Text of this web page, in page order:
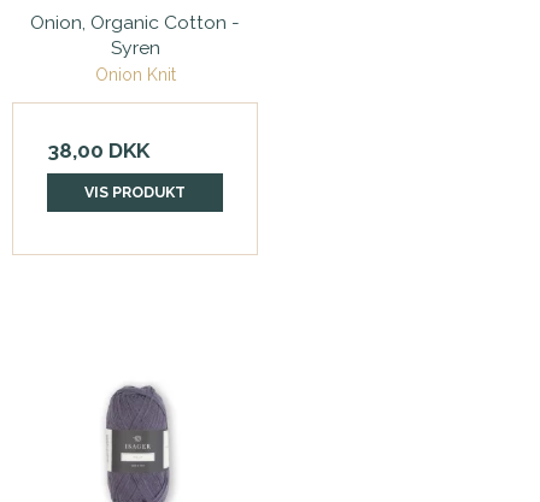
Onion, Organic Cotton -
Syren
Onion Knit
38,00 DKK
VIS PRODUKT